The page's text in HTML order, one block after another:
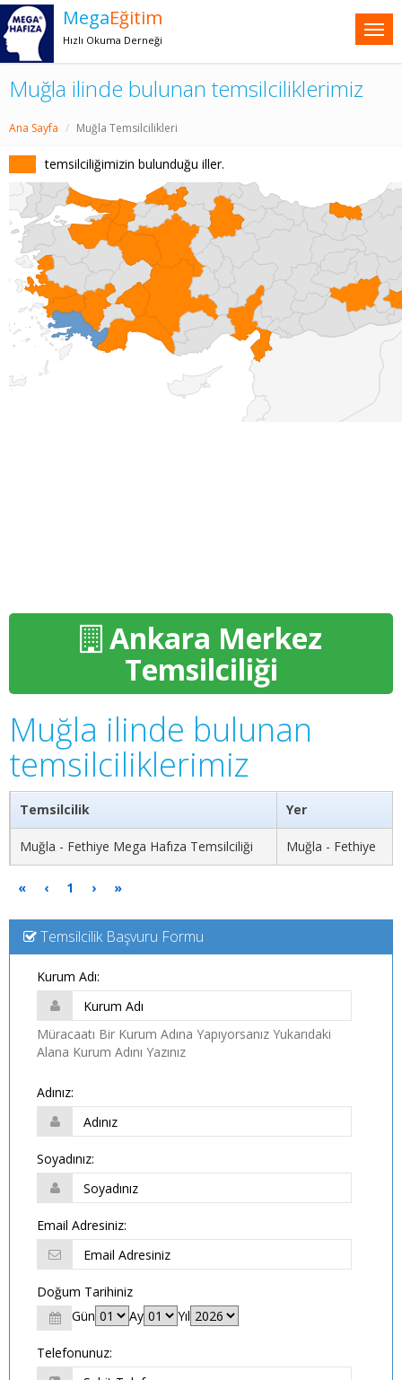
MegaEğitim
Hızlı Okuma Derneği
Muğla ilinde bulunan temsilciliklerimiz
Ana Sayfa Muğla Temsilcilikleri
temsilciliğimizin bulunduğu iller.
Ankara Merkez
Temsilciliği
Muğla ilinde bulunan
temsilciliklerimiz
Temsilcilik Yer
Muğla - Fethiye Mega Hafıza Temsilciliği Muğla - Fethiye
« ‹ 1 › »
Temsilcilik Başvuru Formu
Kurum Adı:
Müracaatı Bir Kurum Adına Yapıyorsanız Yukarıdaki
Alana Kurum Adını Yazınız
Adınız:
Soyadınız:
Email Adresiniz:
Doğum Tarihiniz
Gün
Ay Yıl
Telefonunuz: